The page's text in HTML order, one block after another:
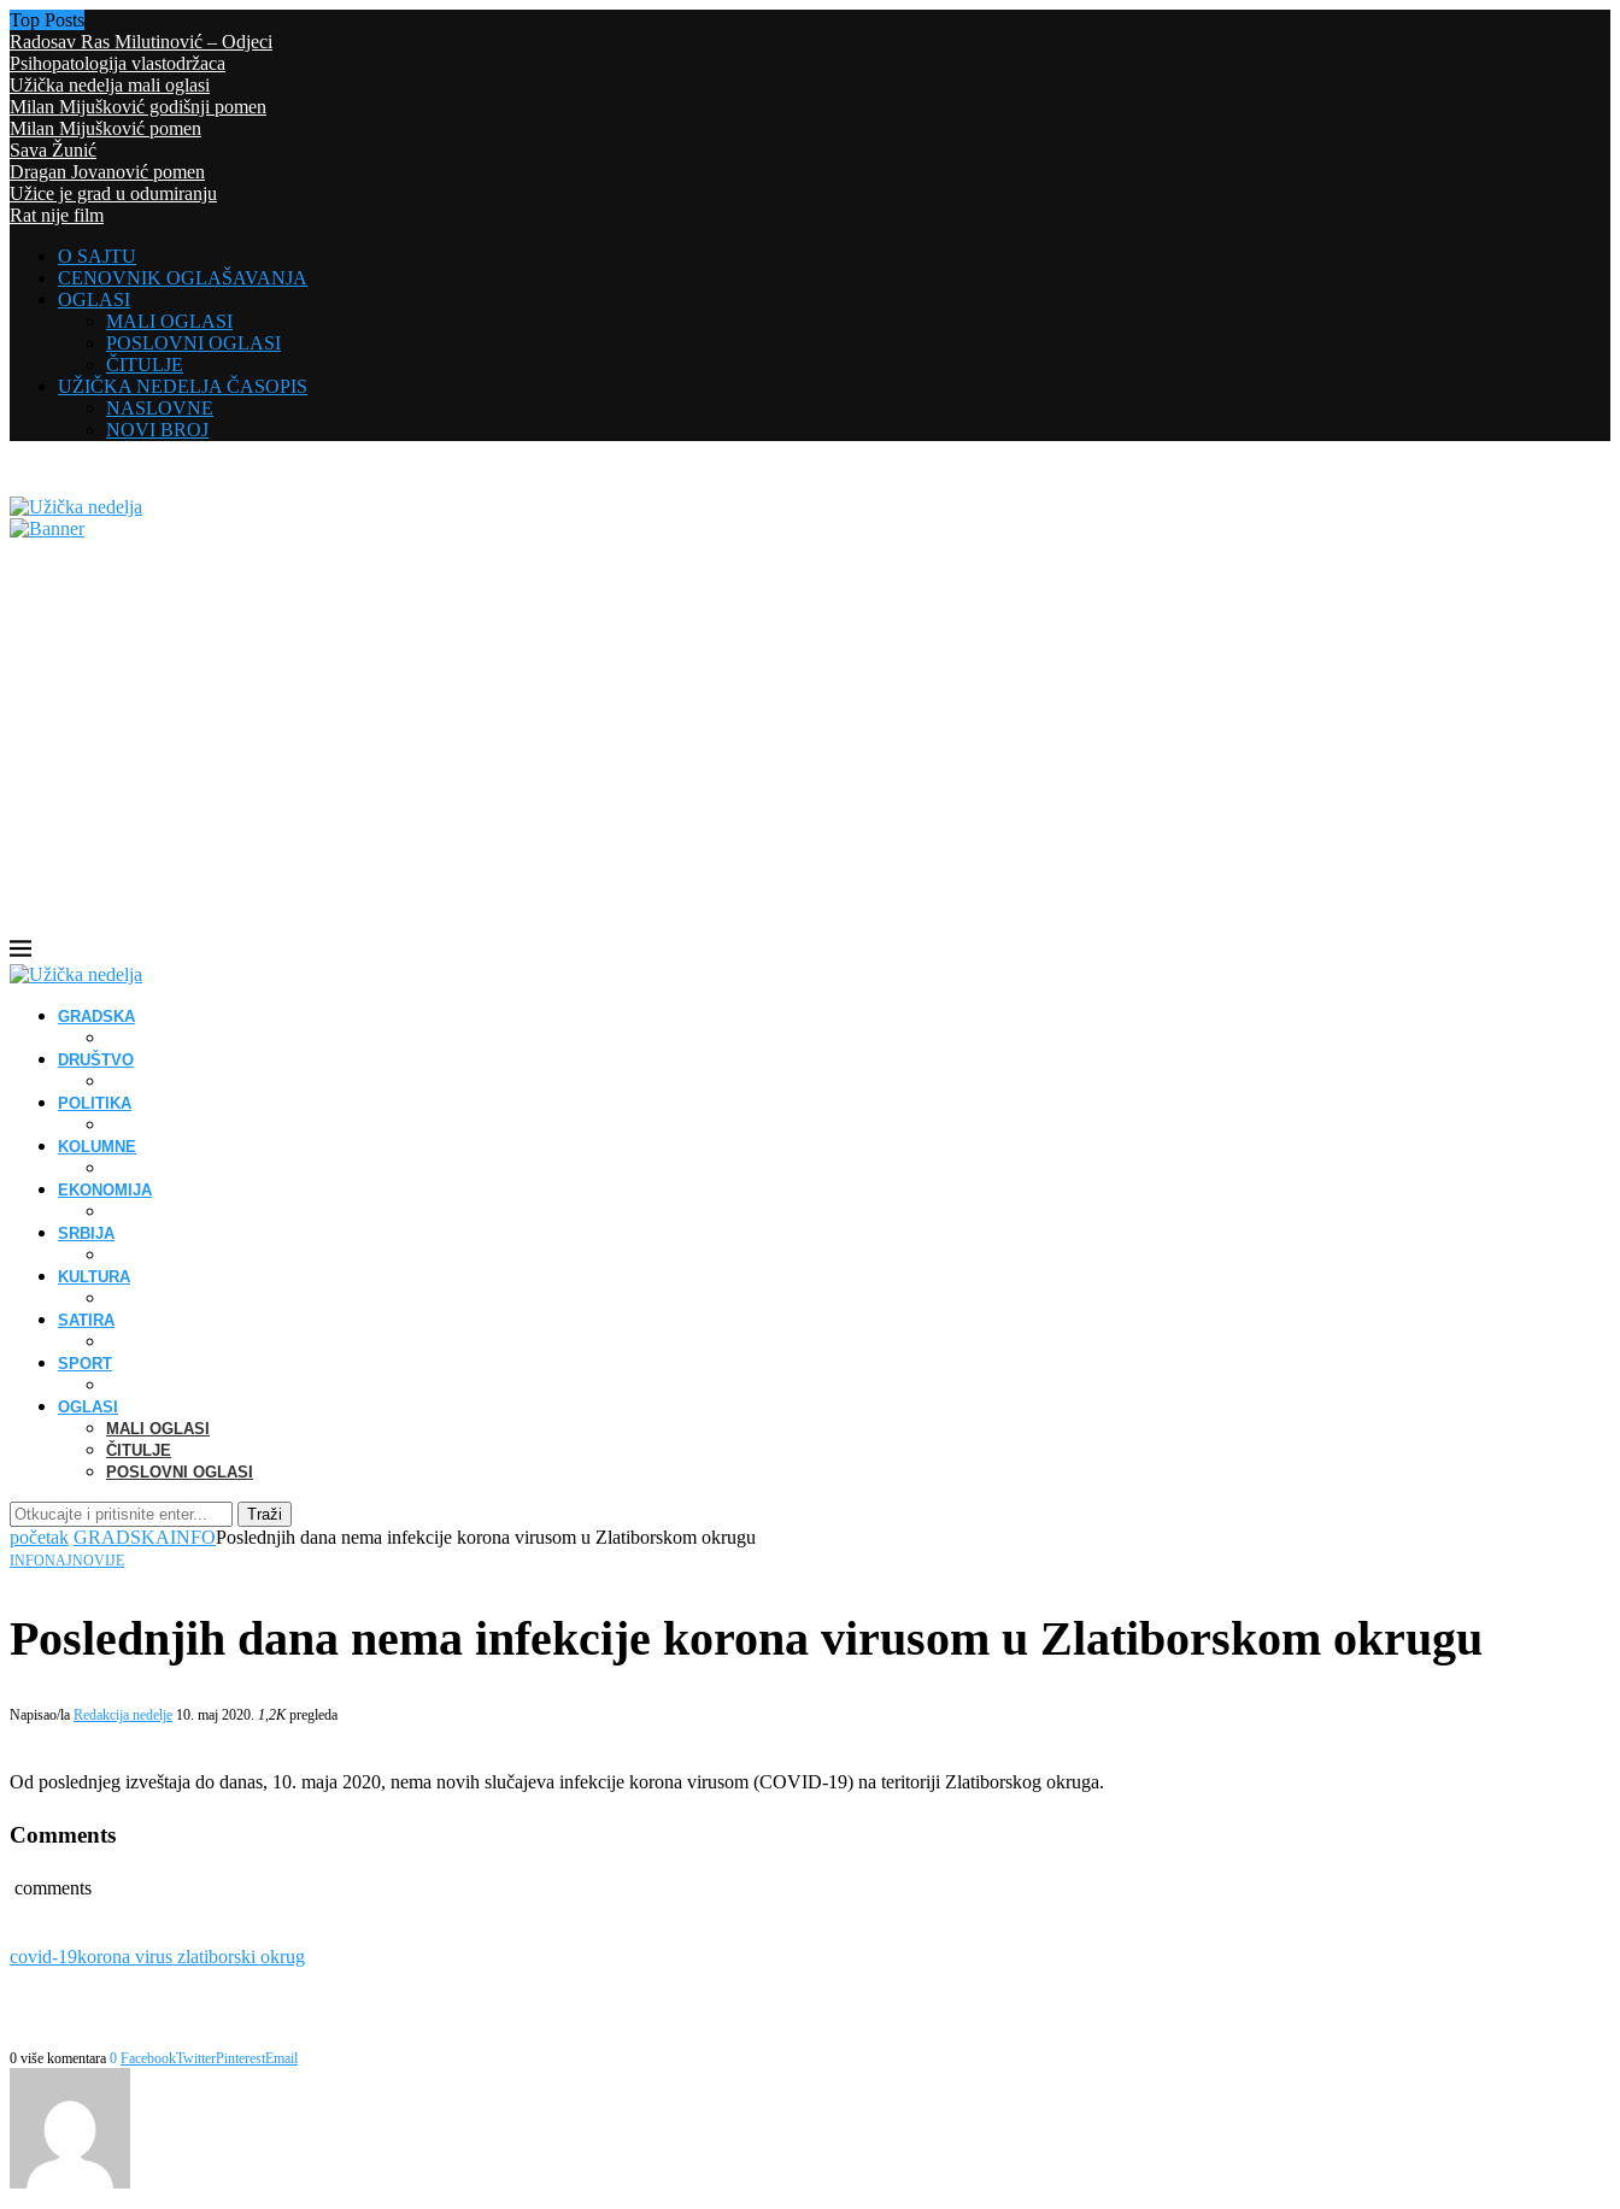
Top Posts
Radosav Ras Milutinović – Odjeci
Psihopatologija vlastodržaca
Užička nedelja mali oglasi
Milan Mijušković godišnji pomen
Milan Mijušković pomen
Sava Žunić
Dragan Jovanović pomen
Užice je grad u odumiranju
Rat nije film
O SAJTU
CENOVNIK OGLAŠAVANJA
OGLASI
MALI OGLASI
POSLOVNI OGLASI
ČITULJE
UŽIČKA NEDELJA ČASOPIS
NASLOVNE
NOVI BROJ
GRADSKA
DRUŠTVO
POLITIKA
KOLUMNE
EKONOMIJA
SRBIJA
KULTURA
SATIRA
SPORT
OGLASI
MALI OGLASI
ČITULJE
POSLOVNI OGLASI
Traži
početak GRADSKAINFOPoslednjih dana nema infekcije korona virusom u Zlatiborskom okrugu
INFONAJNOVIJE
Poslednjih dana nema infekcije korona virusom u Zlatiborskom okrugu
Napisao/la Redakcija nedelje 10. maj 2020. 1,2Kpregleda
Od poslednjeg izveštaja do danas, 10. maja 2020, nema novih slučajeva infekcije korona virusom (COVID-19) na teritoriji Zlatiborskog okruga.
Comments
comments
covid-19korona virus zlatiborski okrug
0 više komentara 0 FacebookTwitterPinterestEmail